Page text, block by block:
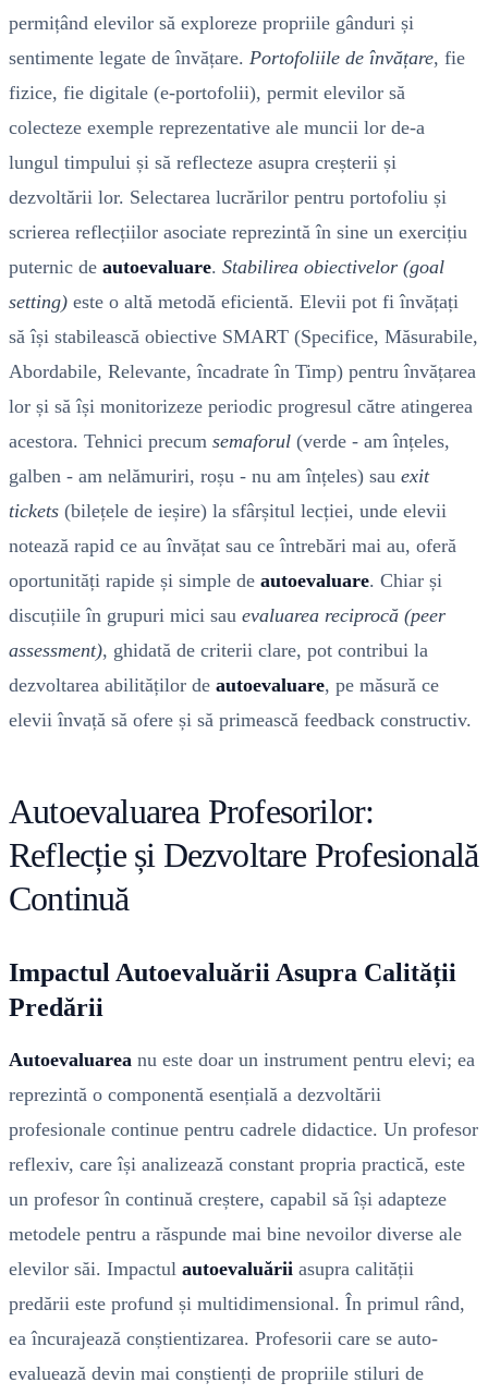
permițând elevilor să exploreze propriile gânduri și
sentimente legate de învățare. Portofoliile de învățare, fie
fizice, fie digitale (e-portofolii), permit elevilor să
colecteze exemple reprezentative ale muncii lor de-a
lungul timpului și să reflecteze asupra creșterii și
dezvoltării lor. Selectarea lucrărilor pentru portofoliu și
scrierea reflecțiilor asociate reprezintă în sine un exercițiu
puternic de autoevaluare. Stabilirea obiectivelor (goal
setting) este o altă metodă eficientă. Elevii pot fi învățați
să își stabilească obiective SMART (Specifice, Măsurabile,
Abordabile, Relevante, încadrate în Timp) pentru învățarea
lor și să își monitorizeze periodic progresul către atingerea
acestora. Tehnici precum semaforul (verde - am înțeles,
galben - am nelămuriri, roșu - nu am înțeles) sau exit
tickets (bilețele de ieșire) la sfârșitul lecției, unde elevii
notează rapid ce au învățat sau ce întrebări mai au, oferă
oportunități rapide și simple de autoevaluare. Chiar și
discuțiile în grupuri mici sau evaluarea reciprocă (peer
assessment), ghidată de criterii clare, pot contribui la
dezvoltarea abilităților de autoevaluare, pe măsură ce
elevii învață să ofere și să primească feedback constructiv.
Autoevaluarea Profesorilor:
Reflecție și Dezvoltare Profesională
Continuă
Impactul Autoevaluării Asupra Calității
Predării
Autoevaluarea nu este doar un instrument pentru elevi; ea
reprezintă o componentă esențială a dezvoltării
profesionale continue pentru cadrele didactice. Un profesor
reflexiv, care își analizează constant propria practică, este
un profesor în continuă creștere, capabil să își adapteze
metodele pentru a răspunde mai bine nevoilor diverse ale
elevilor săi. Impactul autoevaluării asupra calității
predării este profund și multidimensional. În primul rând,
ea încurajează conștientizarea. Profesorii care se auto-
evaluează devin mai conștienți de propriile stiluri de